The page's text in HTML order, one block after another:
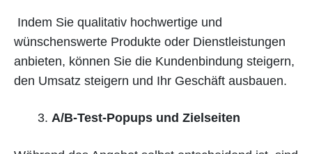
Indem Sie qualitativ hochwertige und
wünschenswerte Produkte oder Dienstleistungen
anbieten, können Sie die Kundenbindung steigern,
den Umsatz steigern und Ihr Geschäft ausbauen.
A/B-Test-Popups und Zielseiten